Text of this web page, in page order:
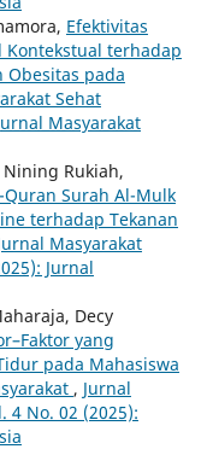
Efektivitas
Kontekstual terhadap
Obesitas pada
Sehat
Masyarakat
Rukiah,
Surah Al-Mulk
terhadap Tekanan
Masyarakat
Jurnal
Decy
yang
pada Mahasiswa
, Jurnal
4 No. 02 (2025):